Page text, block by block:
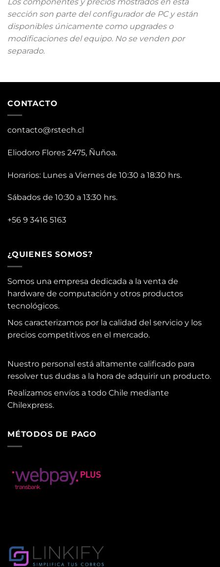
sección son parte del configurador de PC y están
disponibles únicamente como upgrades o
modificaciones del equipo. No se venden por
separado.
CONTACTO
contacto@rstech.cl
Eliodoro Flores 2475, Ñuñoa.
Horarios: Lunes a Viernes de 10:30 a 18:30 hrs.
Sábados de 10:30 a 13:30 hrs.
+56 9 3416 5163
¿QUIENES SOMOS?
Somos una empresa dedicada a la venta de
hardware de computación y otros productos
tecnológicos.
Nos caracterizamos por la calidad del servicio y los
precios competitivos en el mercado.
Nuestro personal está altamente calificado para
resolver tus dudas a la hora de adquirir un producto.
Realizamos envíos a todo Chile mediante
Chilexpress.
MÉTODOS DE PAGO